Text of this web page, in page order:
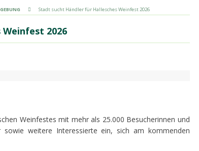
NACHRICHTEN - HALLE (SAALE) & UMGEBUNG
Stadt sucht Händler für Hallesches Weinfest 2026
2026
Weinfestes mit mehr als 25.000 Besucherinnen und
sowie weitere Interessierte ein, sich am kommenden